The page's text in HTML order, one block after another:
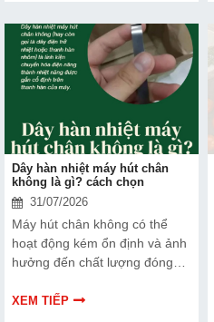
điểm của thiết bị này để có
thêm thông tin và giúp bạn đưa
ra lựa chọn phù hợp, hiệu quả
hơn nhé!
Dây hàn nhiệt máy hút chân
không là gì? cách chọn
31/07/2026
Máy hút chân không có thể
hoạt động kém ổn định và ảnh
hưởng đến chất lượng đóng
Bài viết dưới đây sẽ giúp bạn
XEM TIẾP